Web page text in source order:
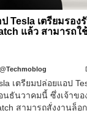
Tesla เตรียมรอ
แล้ว สามารถ
@Techmoblog
เตรียมปล่อยแอป
นธันวาคมนี้ ซึ่งเจ้าขอ
สามารถสั่งงานล็